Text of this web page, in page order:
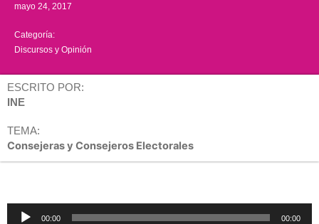
mayo 24, 2017
Categoría:
Discursos y Opinión
ESCRITO POR:
INE
TEMA:
Consejeras y Consejeros Electorales
Reproductor
00:00 00:00